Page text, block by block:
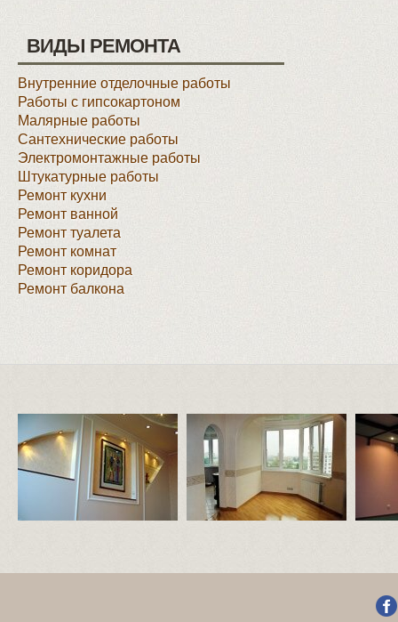
ВИДЫ РЕМОНТА
Внутренние отделочные работы
Работы с гипсокартоном
Малярные работы
Сантехнические работы
Электромонтажные работы
Штукатурные работы
Ремонт кухни
Ремонт ванной
Ремонт туалета
Ремонт комнат
Ремонт коридора
Ремонт балкона